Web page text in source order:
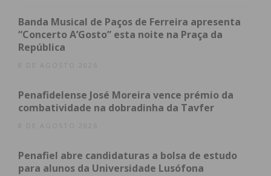
honradez, o profissionalismo e a classe dos nossos
profissionais”, referiu.
E prosseguiu. “Queremos esclarecer, com rigor
relacionadas com a mobilidade interna, que
aconteceram recentemente, quer a operação de
Socialista”.
Banda Musical de Paços de Ferreira apresenta
“Concerto A’Gosto” esta noite na Praça da
República
8 DE AGOSTO 2026
Penafidelense José Moreira vence prémio da
combatividade na dobradinha da Tavfer
8 DE AGOSTO 2026
Penafiel abre candidaturas a bolsa de estudo
para alunos da Universidade Lusófona